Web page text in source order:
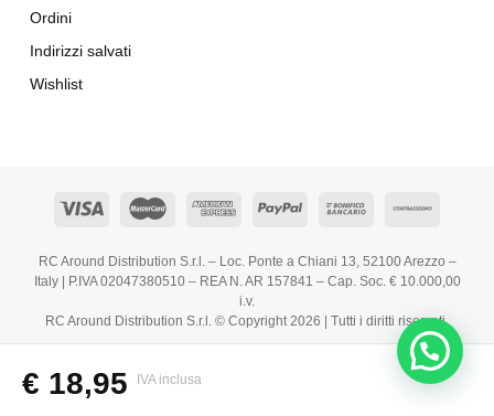
€ 18,95 IVA inclusa
Ordini
Indirizzi salvati
Wishlist
RC Around Distribution S.r.l. – Loc. Ponte a Chiani 13, 52100 Arezzo –
Italy | P.IVA 02047380510 – REA N. AR 157841 – Cap. Soc. € 10.000,00
i.v.
RC Around Distribution S.r.l. © Copyright 2026 | Tutti i diritti riservati.